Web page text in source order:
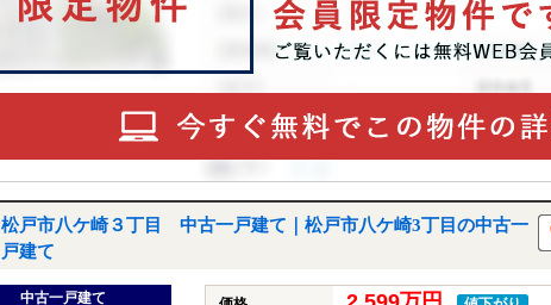
松戸市八ケ崎３丁目 中古一戸建て｜松戸市八ケ崎3丁目の中古一
戸建て
中古一戸建て